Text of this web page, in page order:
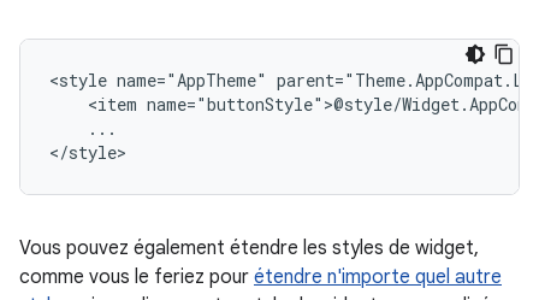
<style name="AppTheme"
<item
...
</style>
Vous pouvez également étendre les styles de widget,
comme vous le feriez pour étendre n'importe quel autre